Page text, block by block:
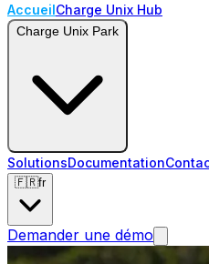
AccueilCharge Unix Hub
SolutionsDocumentation
🇫🇷fr
Demander une démo